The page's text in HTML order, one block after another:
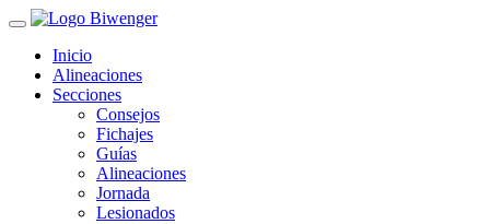
Inicio
Alineaciones
Secciones
Consejos
Fichajes
Guías
Alineaciones
Jornada
Lesionados